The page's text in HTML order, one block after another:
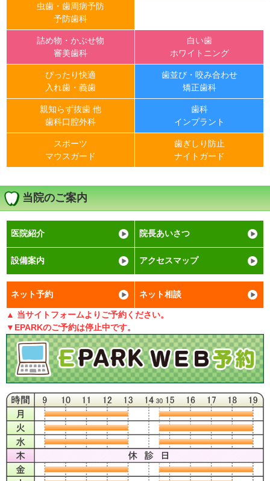
虫歯・歯周病予防
予防歯科
詰め物・かぶせ物
審美歯科
白い歯
ホワイトニング
ぴったり快適
入れ歯・義歯
歯並び・咬み合わせ
矯正歯科
親知らず抜歯 他
歯科口腔外科
歯科
インプラント
スポーツ
マウスガード
歯ぎしり防止
ナイトガード
当院のご案内
医院紹介 院長あいさつ
設備案内 アクセスマップ
ネット予約 ネット相談
▲ 当サイトフォームよりご予約ください。
▼EPARKのご予約は停止中です。